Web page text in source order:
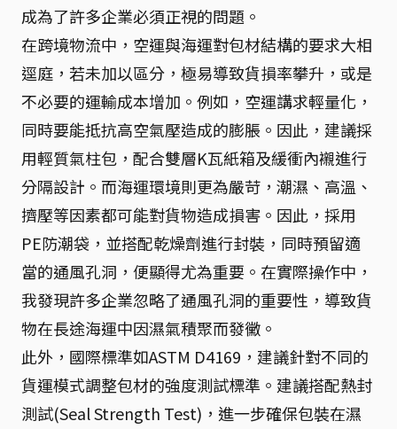
成為了許多企業必須正視的問題。
在跨境物流中，空運與海運對包材結構的要求大相
逕庭，若未加以區分，極易導致貨損率攀升，或是
不必要的運輸成本增加。例如，空運講求輕量化，
同時要能抵抗高空氣壓造成的膨脹。因此，建議採
用輕質氣柱包，配合雙層K瓦紙箱及緩衝內襯進行
分隔設計。而海運環境則更為嚴苛，潮濕、高溫、
擠壓等因素都可能對貨物造成損害。因此，採用
PE防潮袋，並搭配乾燥劑進行封裝，同時預留適
當的通風孔洞，便顯得尤為重要。在實際操作中，
我發現許多企業忽略了通風孔洞的重要性，導致貨
物在長途海運中因濕氣積聚而發黴。
此外，國際標準如ASTM D4169，建議針對不同的
貨運模式調整包材的強度測試標準。建議搭配熱封
測試(Seal Strength Test)，進一步確保包裝在濕